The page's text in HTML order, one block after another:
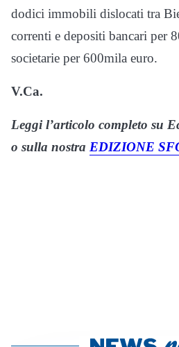
dodici immobili dislocati tra
correnti e depositi bancari per
societarie per 600mila euro.
V.Ca.
Leggi l’articolo completo su
o sulla nostra EDIZIONE